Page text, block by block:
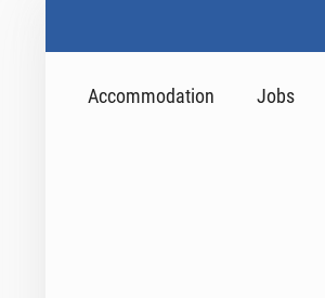
Accommodation Jobs